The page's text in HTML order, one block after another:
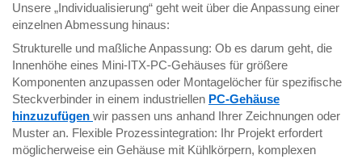
Unsere „Individualisierung“ geht weit über die Anpassung einer
einzelnen Abmessung hinaus:
Strukturelle und maßliche Anpassung: Ob es darum geht, die
Innenhöhe eines Mini-ITX-PC-Gehäuses für größere
Komponenten anzupassen oder Montagelöcher für spezifische
Steckverbinder in einem industriellen PC-Gehäuse
hinzuzufügen wir passen uns anhand Ihrer Zeichnungen oder
Muster an. Flexible Prozessintegration: Ihr Projekt erfordert
möglicherweise ein Gehäuse mit Kühlkörpern, komplexen